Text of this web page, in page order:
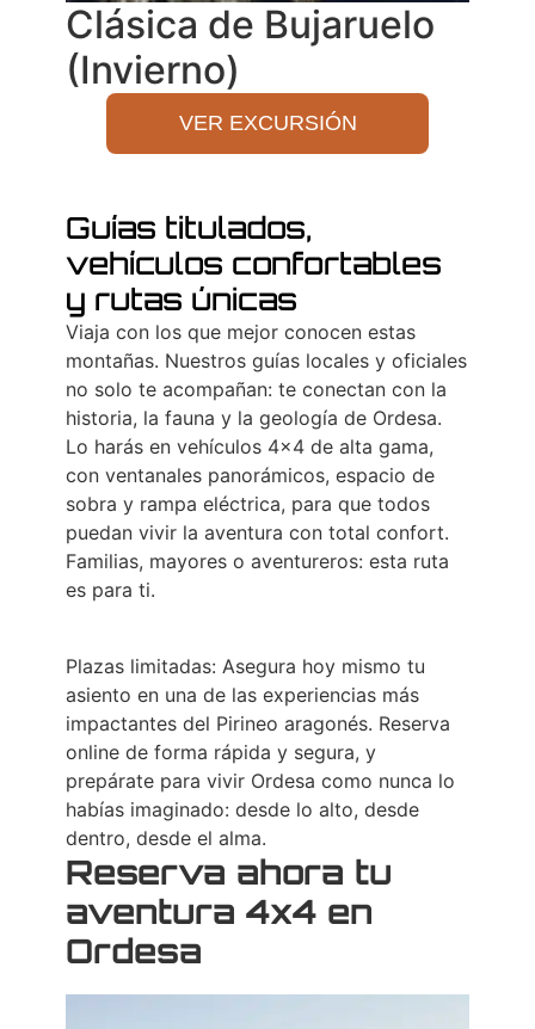
Clásica de Bujaruelo
(Invierno)
VER EXCURSIÓN
Guías titulados,
vehículos confortables
y rutas únicas
Viaja con los que mejor conocen estas
montañas. Nuestros guías locales y oficiales
no solo te acompañan: te conectan con la
historia, la fauna y la geología de Ordesa.
Lo harás en vehículos 4×4 de alta gama,
con ventanales panorámicos, espacio de
sobra y rampa eléctrica, para que todos
puedan vivir la aventura con total confort.
Familias, mayores o aventureros: esta ruta
es para ti.
Plazas limitadas: Asegura hoy mismo tu
asiento en una de las experiencias más
impactantes del Pirineo aragonés. Reserva
online de forma rápida y segura, y
prepárate para vivir Ordesa como nunca lo
habías imaginado: desde lo alto, desde
dentro, desde el alma.
Reserva ahora tu
aventura 4x4 en
Ordesa